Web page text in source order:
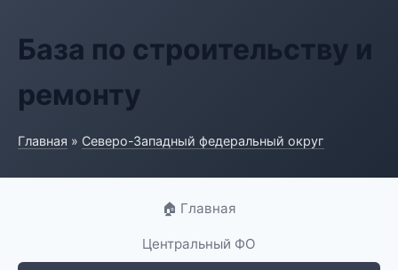
База по строительству и
ремонту
Главная » Северо-Западный федеральный округ
🏠 Главная
Центральный ФО